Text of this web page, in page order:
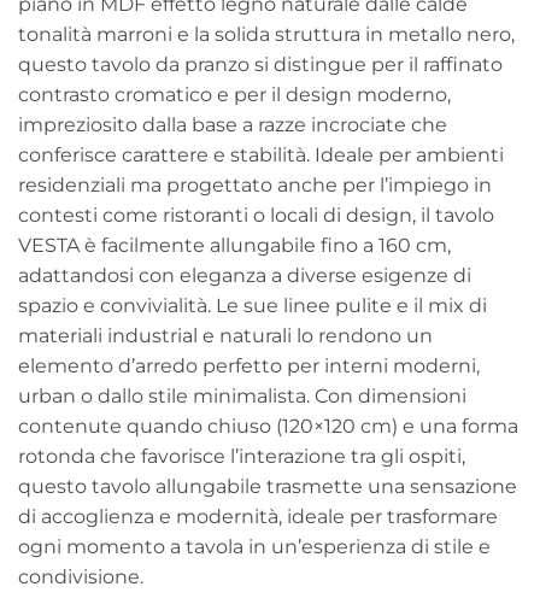
tonalità marroni e la solida struttura in metallo nero,
questo tavolo da pranzo si distingue per il raffinato
contrasto cromatico e per il design moderno,
impreziosito dalla base a razze incrociate che
conferisce carattere e stabilità. Ideale per ambienti
residenziali ma progettato anche per l’impiego in
contesti come ristoranti o locali di design, il tavolo
VESTA è facilmente allungabile fino a 160 cm,
adattandosi con eleganza a diverse esigenze di
spazio e convivialità. Le sue linee pulite e il mix di
materiali industrial e naturali lo rendono un
elemento d’arredo perfetto per interni moderni,
urban o dallo stile minimalista. Con dimensioni
contenute quando chiuso (120×120 cm) e una forma
rotonda che favorisce l’interazione tra gli ospiti,
questo tavolo allungabile trasmette una sensazione
di accoglienza e modernità, ideale per trasformare
ogni momento a tavola in un’esperienza di stile e
condivisione.